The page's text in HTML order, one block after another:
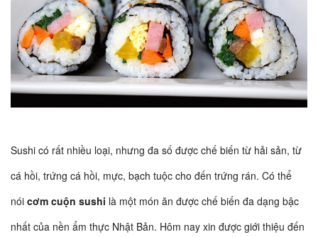
Sushi có rất nhiều loại, nhưng đa số được chế biến từ hải sản, từ
cá hồi, trứng cá hồi, mực, bạch tuộc cho đến trứng rán. Có thể
nói cơm cuộn sushi là một món ăn được chế biến đa dạng bậc
nhất của nền ẩm thực Nhật Bản. Hôm nay xin được giới thiệu đến